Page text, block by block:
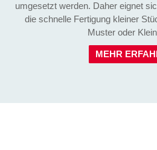
umgesetzt werden. Daher eignet
die schnelle Fertigung kleiner
Muster oder
MEHR